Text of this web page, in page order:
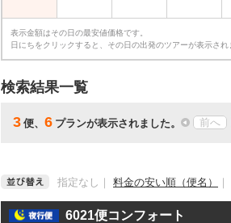
表示金額はその日の最安値価格です。
日にちをクリックすると、その日の出発のツアーが表示され
検索結果一覧
3 便、 6 プランが表示されました。 前へ
指定なし
料金の安い順（便名）
6021便コンフォート